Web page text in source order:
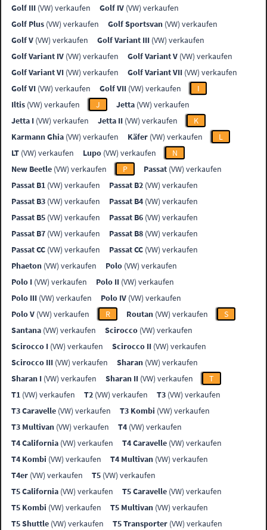
Golf III (VW) verkaufen Golf IV (VW) verkaufen
Golf Plus (VW) verkaufen Golf Sportsvan (VW) verkaufen
Golf V (VW) verkaufen Golf Variant III (VW) verkaufen
Golf Variant IV (VW) verkaufen Golf Variant V (VW) verkaufen
Golf Variant VI (VW) verkaufen Golf Variant VII (VW) verkaufen
Golf VI (VW) verkaufen Golf VII (VW) verkaufen
I
Iltis (VW) verkaufen J Jetta (VW) verkaufen
Jetta I (VW) verkaufen Jetta II (VW) verkaufen
K
Karmann Ghia (VW) verkaufen Käfer (VW) verkaufen
L
LT (VW) verkaufen Lupo (VW) verkaufen
N
New Beetle (VW) verkaufen P Passat (VW) verkaufen
Passat B1 (VW) verkaufen Passat B2 (VW) verkaufen
Passat B3 (VW) verkaufen Passat B4 (VW) verkaufen
Passat B5 (VW) verkaufen Passat B6 (VW) verkaufen
Passat B7 (VW) verkaufen Passat B8 (VW) verkaufen
Passat CC (VW) verkaufen Passat CC (VW) verkaufen
Phaeton (VW) verkaufen Polo (VW) verkaufen
Polo I (VW) verkaufen Polo II (VW) verkaufen
Polo III (VW) verkaufen Polo IV (VW) verkaufen
Polo V (VW) verkaufen R Routan (VW) verkaufen
S
Santana (VW) verkaufen Scirocco (VW) verkaufen
Scirocco I (VW) verkaufen Scirocco II (VW) verkaufen
Scirocco III (VW) verkaufen Sharan (VW) verkaufen
Sharan I (VW) verkaufen Sharan II (VW) verkaufen
T
T1 (VW) verkaufen T2 (VW) verkaufen T3 (VW) verkaufen
T3 Caravelle (VW) verkaufen T3 Kombi (VW) verkaufen
T3 Multivan (VW) verkaufen T4 (VW) verkaufen
T4 California (VW) verkaufen T4 Caravelle (VW) verkaufen
T4 Kombi (VW) verkaufen T4 Multivan (VW) verkaufen
T4er (VW) verkaufen T5 (VW) verkaufen
T5 California (VW) verkaufen T5 Caravelle (VW) verkaufen
T5 Kombi (VW) verkaufen T5 Multivan (VW) verkaufen
T5 Shuttle (VW) verkaufen T5 Transporter (VW) verkaufen